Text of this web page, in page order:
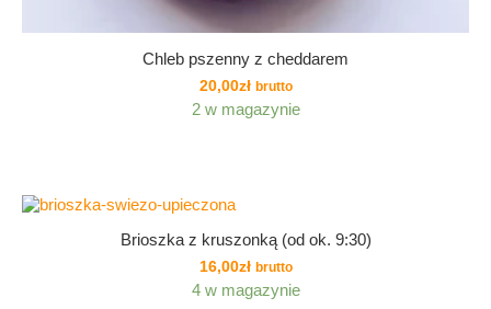
Chleb pszenny z cheddarem
20,00zł brutto
2 w magazynie
Brioszka z kruszonką (od ok. 9:30)
16,00zł brutto
4 w magazynie